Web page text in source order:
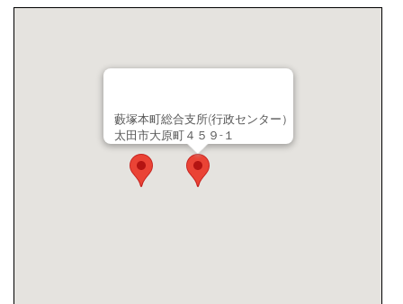
藪塚本町総合支所(行政センター）
太田市大原町４５９-１